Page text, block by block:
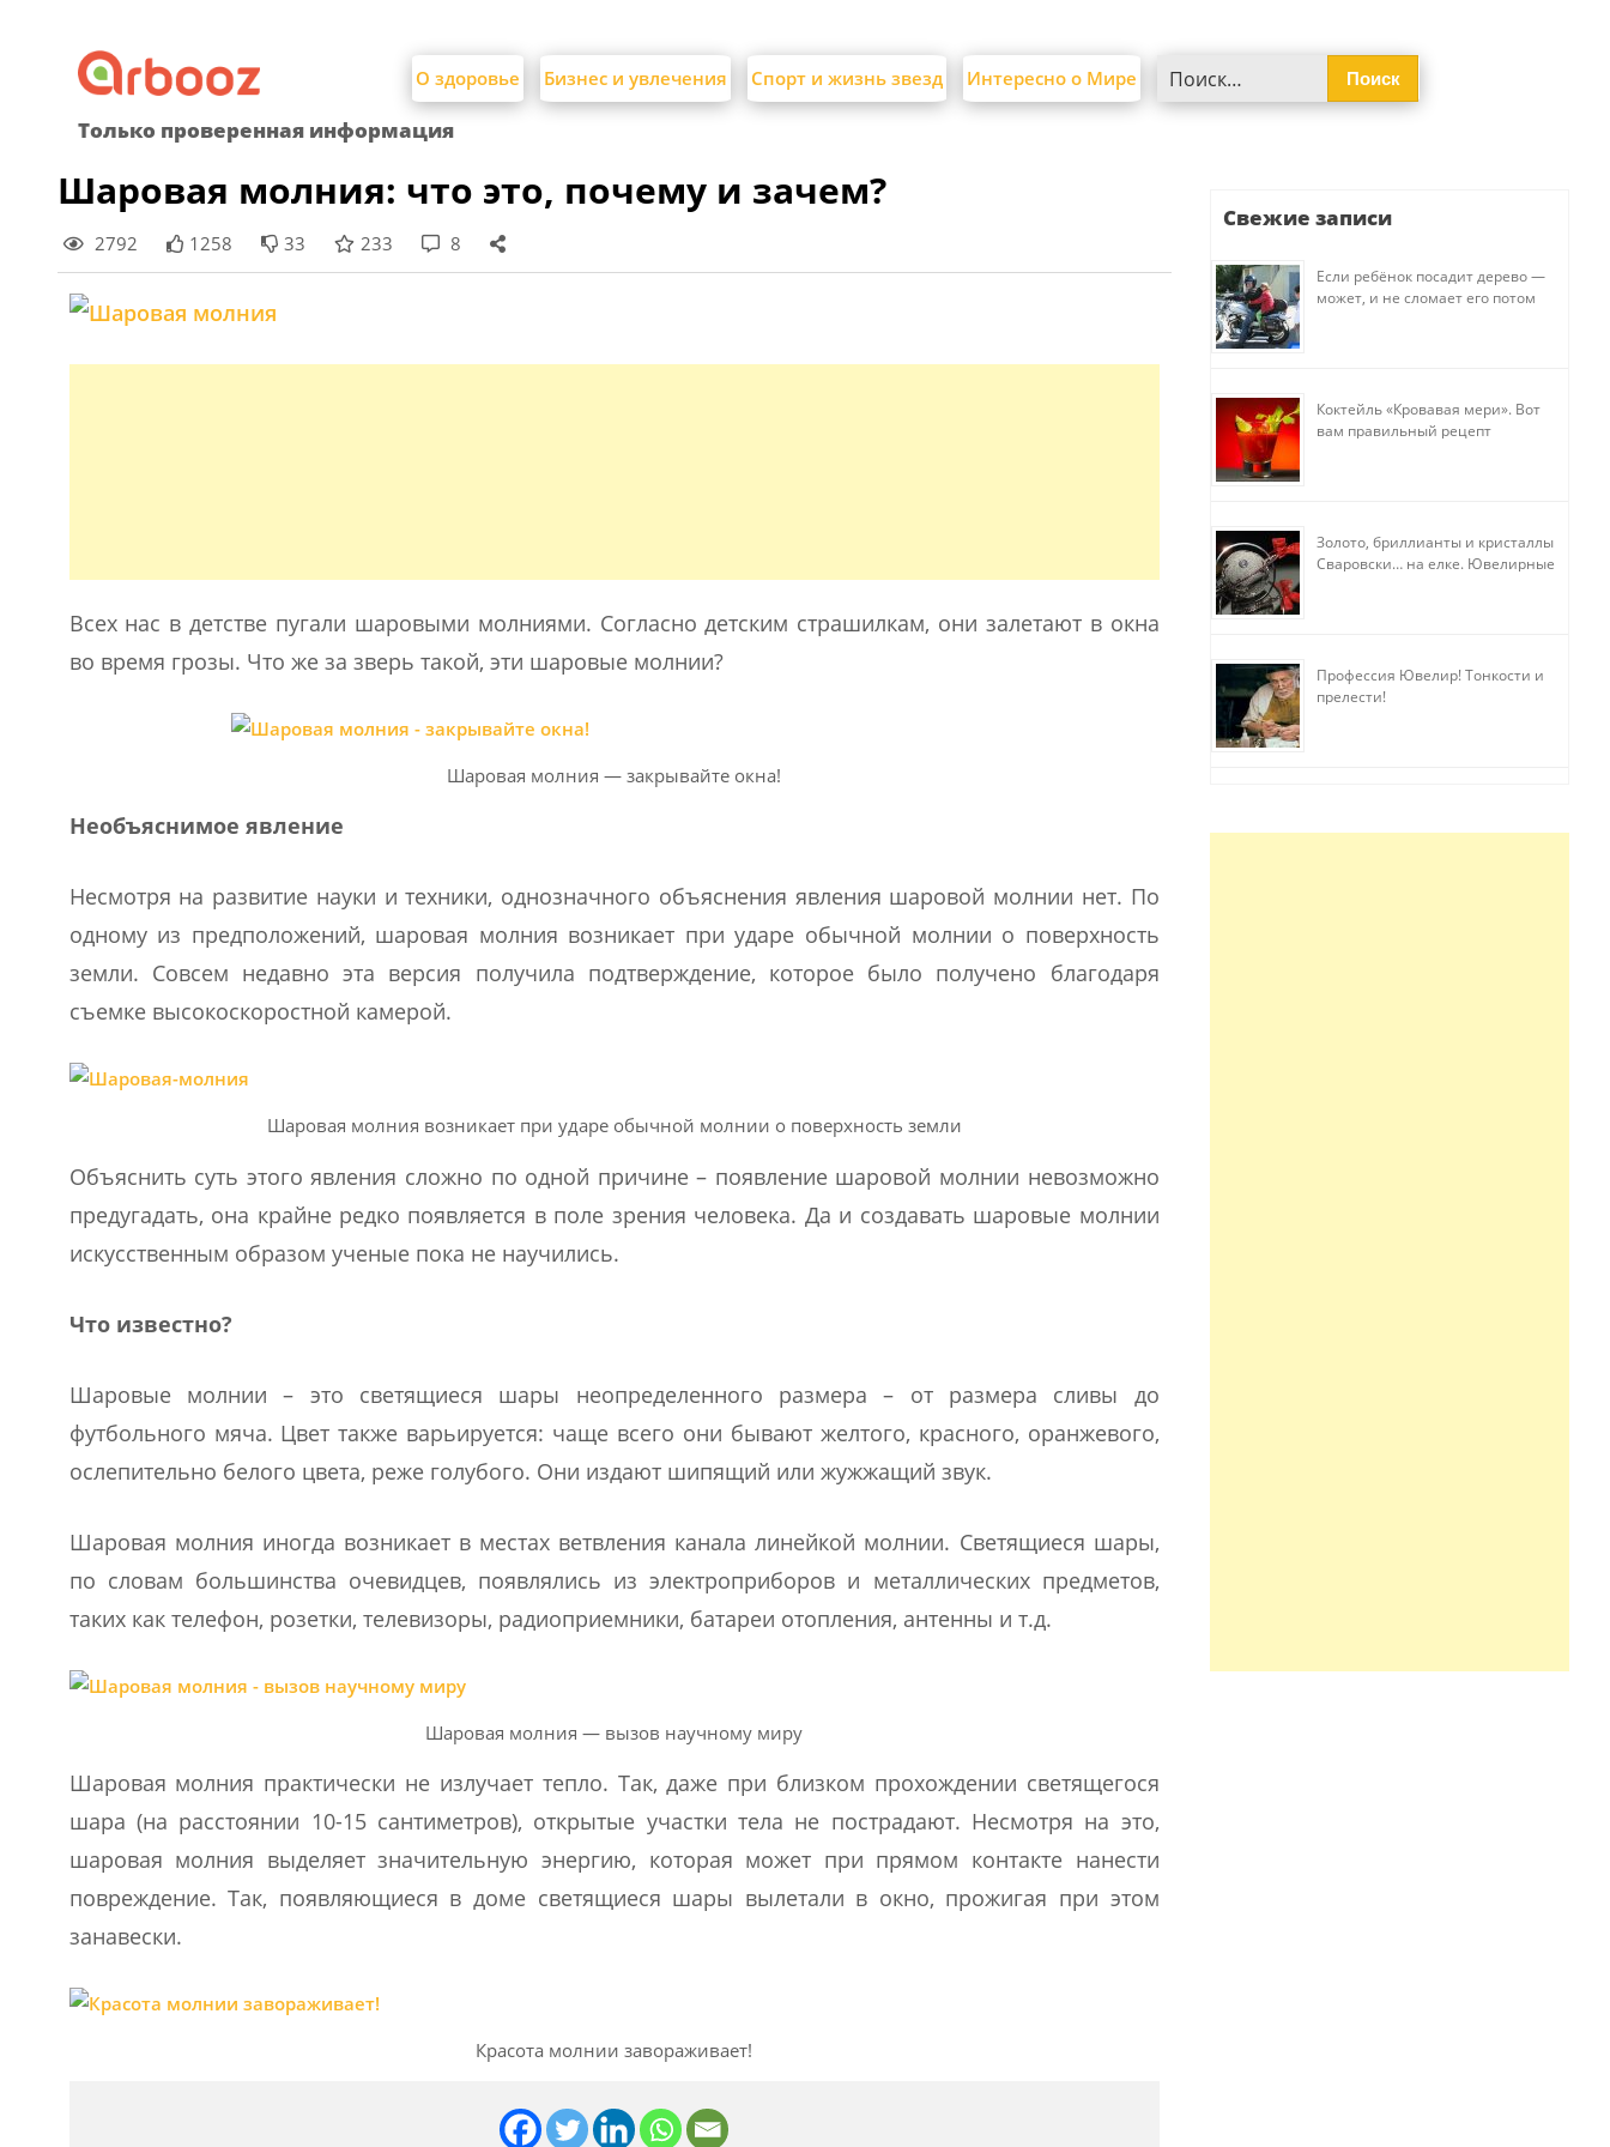
content
О здоровье Бизнес и увлечения Спорт и жизнь звезд Интересно о Мире
Только проверенная информация
Шаровая молния: что это, почему и зачем?
2792 1258 33 233 8
Всех нас в детстве пугали шаровыми молниями. Согласно детским страшилкам, они залетают в окна
во время грозы. Что же за зверь такой, эти шаровые молнии?
Шаровая молния — закрывайте окна!
Необъяснимое явление
Несмотря на развитие науки и техники, однозначного объяснения явления шаровой молнии нет. По
одному из предположений, шаровая молния возникает при ударе обычной молнии о поверхность
земли. Совсем недавно эта версия получила подтверждение, которое было получено благодаря
съемке высокоскоростной камерой.
Шаровая молния возникает при ударе обычной молнии о поверхность земли
Объяснить суть этого явления сложно по одной причине – появление шаровой молнии невозможно
предугадать, она крайне редко появляется в поле зрения человека. Да и создавать шаровые молнии
искусственным образом ученые пока не научились.
Что известно?
Шаровые молнии – это светящиеся шары неопределенного размера – от размера сливы до
футбольного мяча. Цвет также варьируется: чаще всего они бывают желтого, красного, оранжевого,
ослепительно белого цвета, реже голубого. Они издают шипящий или жужжащий звук.
Шаровая молния иногда возникает в местах ветвления канала линейкой молнии. Светящиеся шары,
по словам большинства очевидцев, появлялись из электроприборов и металлических предметов,
таких как телефон, розетки, телевизоры, радиоприемники, батареи отопления, антенны и т.д.
Шаровая молния — вызов научному миру
Шаровая молния практически не излучает тепло. Так, даже при близком прохождении светящегося
шара (на расстоянии 10-15 сантиметров), открытые участки тела не пострадают. Несмотря на это,
шаровая молния выделяет значительную энергию, которая может при прямом контакте нанести
повреждение. Так, появляющиеся в доме светящиеся шары вылетали в окно, прожигая при этом
занавески.
Красота молнии завораживает!
Свежие записи
Если ребёнок посадит дерево —
может, и не сломает его потом
Коктейль «Кровавая мери». Вот
вам правильный рецепт
Золото, бриллианты и кристаллы
Сваровски… на елке. Ювелирные
Профессия Ювелир! Тонкости и
прелести!